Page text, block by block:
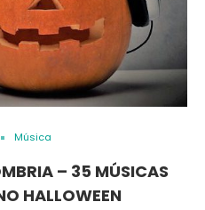
Música
– 35 MÚSICAS
HALLOWEEN